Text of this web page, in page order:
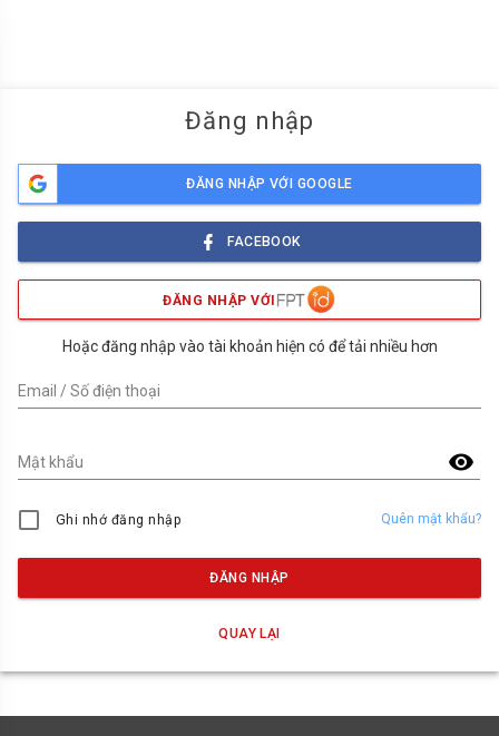
Đăng nhập
ĐĂNG NHẬP VỚI GOOGLE
FACEBOOK
ĐĂNG NHẬP VỚI
Hoặc đăng nhập vào tài khoản hiện có để tải nhiều hơn
Email / Số điện thoại
visibility
Mật khẩu
Ghi nhớ đăng nhập Quên mật khẩu?
ĐĂNG NHẬP
QUAY LẠI